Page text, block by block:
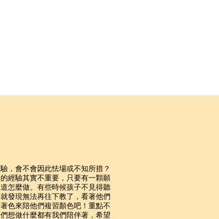
洗碗、垃圾整理、清
，會不會因此怯場或不知所措？
經驗其實不重要，只要有⼀顆願
怎麼做。有些時候孩⼦不 ⾒得聽
發現無法再往下教了，看著他們
著⾊來陪他們複習顏⾊吧！重點不
們想做什麼都有我們陪伴著，希望